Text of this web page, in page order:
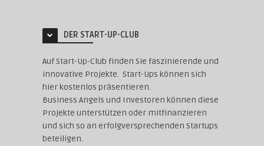
DER START-UP-CLUB
Auf Start-Up-Club finden Sie faszinierende und
innovative Projekte. Start-Ups können sich
hier kostenlos präsentieren.
Business Angels und Investoren können diese
Projekte unterstützen oder mitfinanzieren
und sich so an erfolgversprechenden Startups
beteiligen.